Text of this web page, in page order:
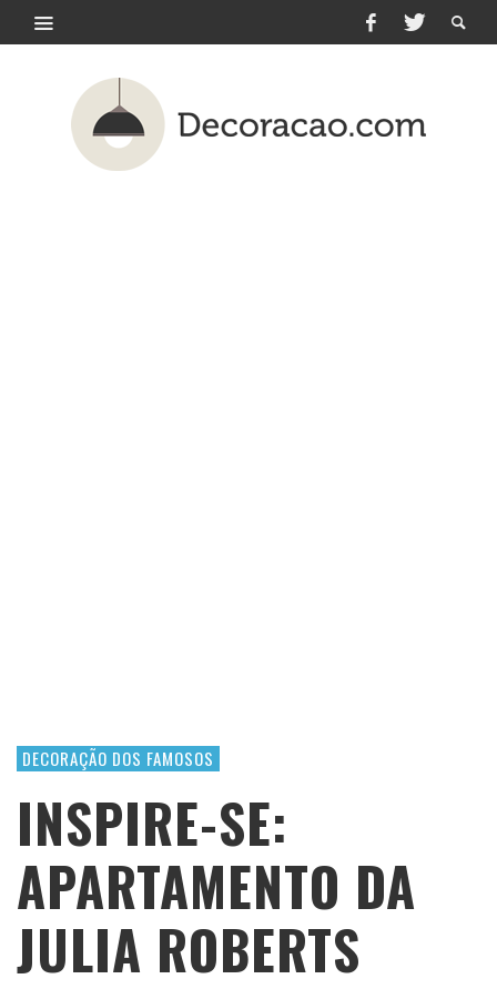
DECORAÇÃO DOS FAMOSOS
INSPIRE-SE:
APARTAMENTO DA
JULIA ROBERTS